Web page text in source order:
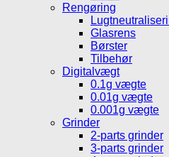
Rengøring
Glasrens
Børster
Tilbehør
Digitalvægt
0.1g vægte
0.01g vægte
0.001g vægte
Grinder
2-parts grinder
3-parts grinder